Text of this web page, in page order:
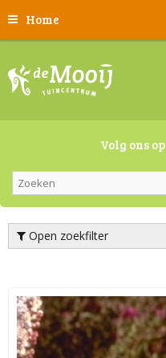
Home
Volg ons op
Open zoekfilter